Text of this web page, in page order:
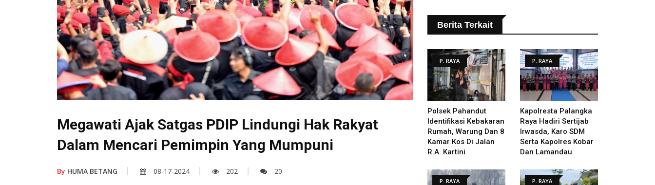
Megawati Ajak Satgas PDIP Lindungi Hak Rakyat
Dalam Mencari Pemimpin Yang Mumpuni
By HUMA BETANG 08-17-2024 202 20
Berita Terkait
P. RAYA
Polsek Pahandut
Identifikasi Kebakaran
Rumah, Warung Dan 8
Kamar Kos Di Jalan
R.A. Kartini
P. RAYA
Kapolresta Palangka
Raya Hadiri Sertijab
Irwasda, Karo SDM
Serta Kapolres Kobar
Dan Lamandau
P. RAYA P. RAYA